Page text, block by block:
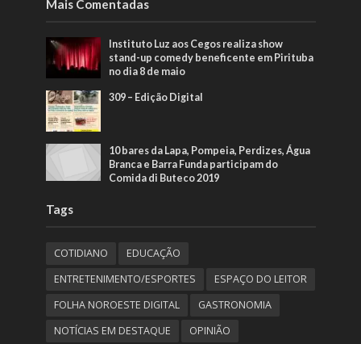
Mais Comentadas
Instituto Luz aos Cegos realiza show
stand-up comedy beneficente em Pirituba
no dia 8 de maio
309 – Edição Digital
10 bares da Lapa, Pompeia, Perdizes, Água
Branca e Barra Funda participam do
Comida di Buteco 2019
Tags
COTIDIANO
EDUCAÇÃO
ENTRETENIMENTO/ESPORTES
ESPAÇO DO LEITOR
FOLHA NOROESTE DIGITAL
GASTRONOMIA
NOTÍCIAS EM DESTAQUE
OPINIÃO